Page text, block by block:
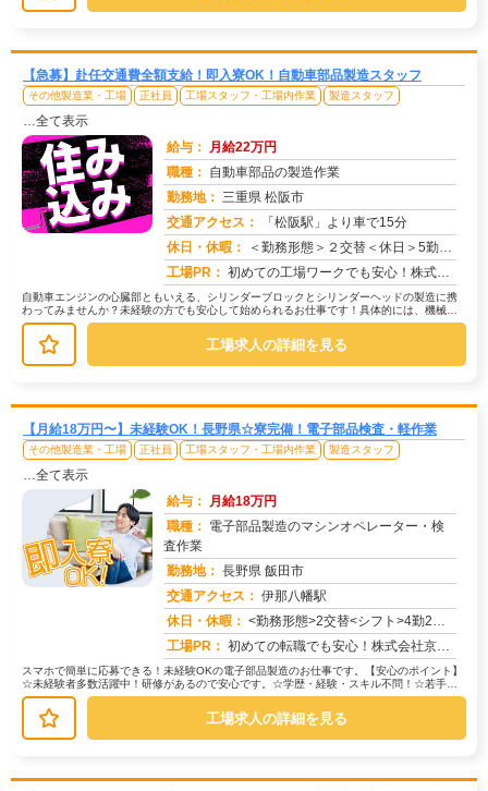
【急募】赴任交通費全額支給！即入寮OK！自動車部品製造スタッフ
その他製造業・工場 正社員 工場スタッフ・工場内作業 製造スタッフ
…全て表示
給与： 月給22万円
職種： 自動車部品の製造作業
勤務地： 三重県 松阪市
交通アクセス：
「松阪駅」より車で15分
休日・休暇：
＜勤務形態＞２交替＜休日＞5勤2休制年間休日125日・GW休暇あり・お盆休暇あり・年末年始休暇あり※会社カレンダーによる
工場PR： 初めての工場ワークでも安心！株式会社京栄センターなら、充実のサポート体制であなたをバックアップ！→全国各地の求人か...
自動車エンジンの心臓部ともいえる、シリンダーブロックとシリンダーヘッドの製造に携
わってみませんか？未経験の方でも安心して始められるお仕事です！具体的には、機械を
使った簡単な操作や、目視による検査...
工場求人の詳細を見る
【月給18万円〜】未経験OK！長野県☆寮完備！電子部品検査・軽作業
その他製造業・工場 正社員 工場スタッフ・工場内作業 製造スタッフ
…全て表示
給与： 月給18万円
職種： 電子部品製造のマシンオペレーター・検
査作業
勤務地： 長野県 飯田市
交通アクセス： 伊那八幡駅
休日・休暇： <勤務形態>2交替<シフト>4勤2休<休日>工場カレンダーによる
工場PR： 初めての転職でも安心！株式会社京栄センターで新しい一歩を踏み出してみませんか？☆すぐに住める寮完備！初期費用は一切...
スマホで簡単に応募できる！未経験OKの電子部品製造のお仕事です。【安心のポイント】
☆未経験者多数活躍中！研修があるので安心です。☆学歴・経験・スキル不問！☆若手か
らミドル世代まで幅広く活躍できま...
工場求人の詳細を見る